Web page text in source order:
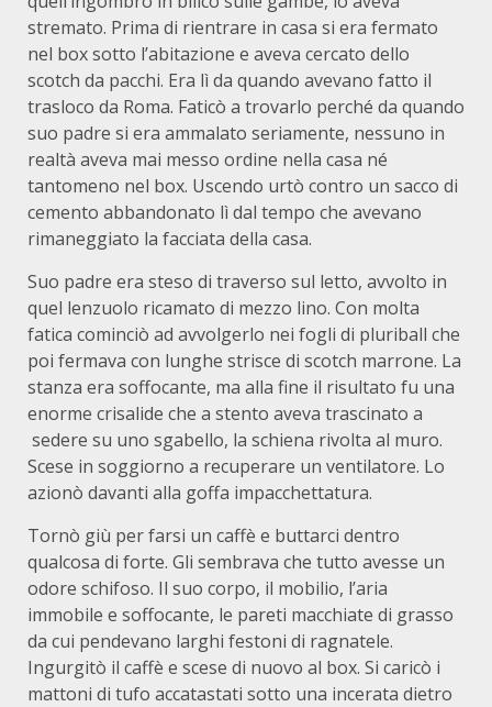
stremato. Prima di rientrare in casa si era fermato
nel box sotto l’abitazione e aveva cercato dello
scotch da pacchi. Era lì da quando avevano fatto il
trasloco da Roma. Faticò a trovarlo perché da quando
suo padre si era ammalato seriamente, nessuno in
realtà aveva mai messo ordine nella casa né
tantomeno nel box. Uscendo urtò contro un sacco di
cemento abbandonato lì dal tempo che avevano
rimaneggiato la facciata della casa.
Suo padre era steso di traverso sul letto, avvolto in
quel lenzuolo ricamato di mezzo lino. Con molta
fatica cominciò ad avvolgerlo nei fogli di pluriball che
poi fermava con lunghe strisce di scotch marrone. La
stanza era soffocante, ma alla fine il risultato fu una
enorme crisalide che a stento aveva trascinato a
sedere su uno sgabello, la schiena rivolta al muro.
Scese in soggiorno a recuperare un ventilatore. Lo
azionò davanti alla goffa impacchettatura.
Tornò giù per farsi un caffè e buttarci dentro
qualcosa di forte. Gli sembrava che tutto avesse un
odore schifoso. Il suo corpo, il mobilio, l’aria
immobile e soffocante, le pareti macchiate di grasso
da cui pendevano larghi festoni di ragnatele.
Ingurgitò il caffè e scese di nuovo al box. Si caricò i
mattoni di tufo accatastati sotto una incerata dietro